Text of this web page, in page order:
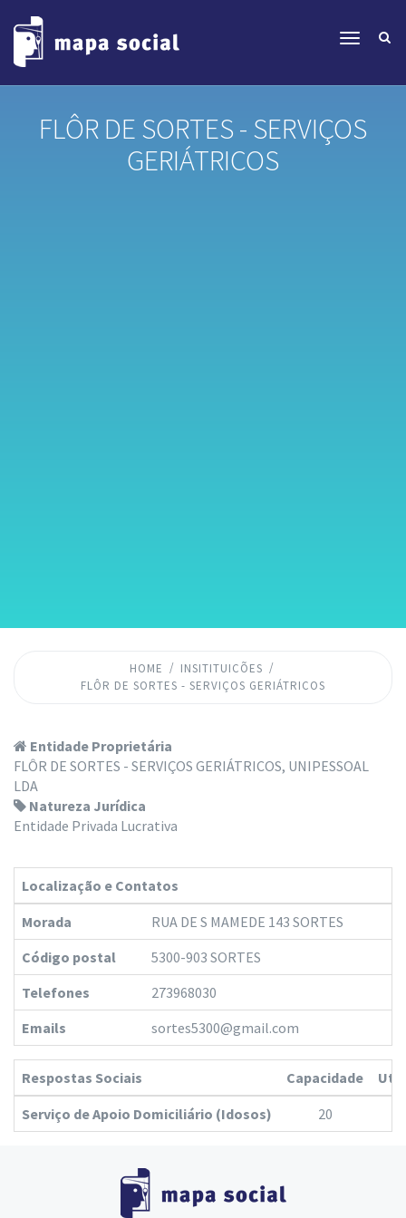
FLÔR DE SORTES - SERVIÇOS
GERIÁTRICOS
HOME
INSITITUICÕES
FLÔR DE SORTES - SERVIÇOS GERIÁTRICOS
Entidade Proprietária
FLÔR DE SORTES - SERVIÇOS GERIÁTRICOS, UNIPESSOAL
LDA
Natureza Jurídica
Entidade Privada Lucrativa
Localização e Contatos
Morada
RUA DE S MAMEDE 143 SORTES
Código postal
5300-903 SORTES
Telefones
273968030
Emails
sortes5300@gmail.com
Respostas Sociais Capacidade
Serviço de Apoio Domiciliário (Idosos)
20